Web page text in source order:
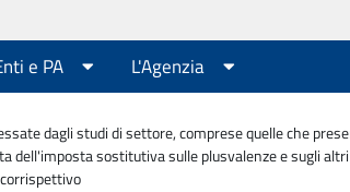
e PA L'Agenzia
dagli studi di settore, comprese quelle che
sostitutiva sulle plusvalenze e sugli